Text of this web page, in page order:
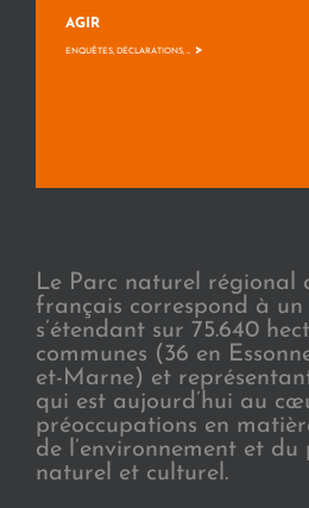
AGIR
ENQUÊTES, DÉCLARATIONS, ... >
Le Parc naturel régional
français correspond à
s’étendant sur 75.640
communes (36 en
et-Marne) et
qui est aujourd’hui au
préoccupations en
de l’environnement et
naturel et culturel.